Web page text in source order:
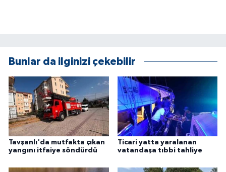
Bunlar da ilginizi çekebilir
Tavşanlı'da mutfakta çıkan
yangını itfaiye söndürdü
Ticari yatta yaralanan
vatandaşa tıbbi tahliye